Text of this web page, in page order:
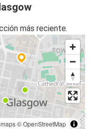
más reciente.
©OpenStreetMap